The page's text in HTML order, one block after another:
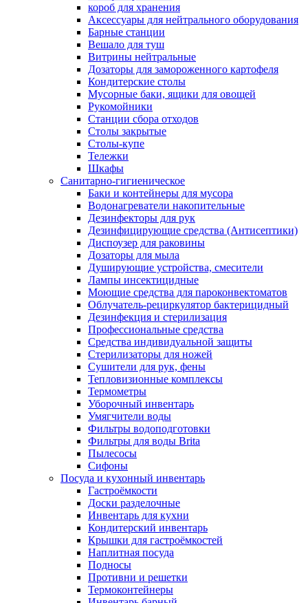
короб для хранения
Аксессуары для нейтрального оборудования
Барные станции
Вешало для туш
Витрины нейтральные
Дозаторы для замороженного картофеля
Кондитерские столы
Мусорные баки, ящики для овощей
Рукомойники
Станции сбора отходов
Столы закрытые
Столы-купе
Тележки
Шкафы
Санитарно-гигиеническое
Баки и контейнеры для мусора
Водонагреватели накопительные
Дезинфекторы для рук
Дезинфицирующие средства (Антисептики)
Диспоузер для раковины
Дозаторы для мыла
Душирующие устройства, смесители
Лампы инсектицидные
Моющие средства для пароконвектоматов
Облучатель-рециркулятор бактерицидный
Дезинфекция и стерилизация
Профессиональные средства
Средства индивидуальной защиты
Стерилизаторы для ножей
Сушители для рук, фены
Тепловизионные комплексы
Термометры
Уборочный инвентарь
Умягчители воды
Фильтры водоподготовки
Фильтры для воды Brita
Пылесосы
Сифоны
Посуда и кухонный инвентарь
Гастроёмкости
Доски разделочные
Инвентарь для кухни
Кондитерский инвентарь
Крышки для гастроёмкостей
Наплитная посуда
Подносы
Противни и решетки
Термоконтейнеры